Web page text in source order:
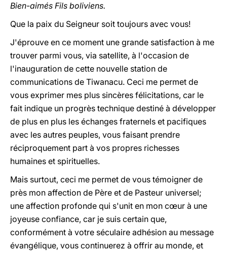
Bien-aimés Fils boliviens.
Que la paix du Seigneur soit toujours avec vous!
J'éprouve en ce moment une grande satisfaction à me
trouver parmi vous, via satellite, à l'occasion de
l'inauguration de cette nouvelle station de
communications de Tiwanacu. Ceci me permet de
vous exprimer mes plus sincères félicitations, car le
fait indique un progrès technique destiné à développer
de plus en plus les échanges fraternels et pacifiques
avec les autres peuples, vous faisant prendre
réciproquement part à vos propres richesses
humaines et spirituelles.
Mais surtout, ceci me permet de vous témoigner de
près mon affection de Père et de Pasteur universel;
une affection profonde qui s'unit en mon cœur à une
joyeuse confiance, car je suis certain que,
conformément à votre séculaire adhésion au message
évangélique, vous continuerez à offrir au monde, et